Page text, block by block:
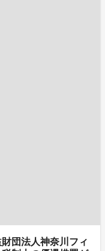
団法人神奈川フィ